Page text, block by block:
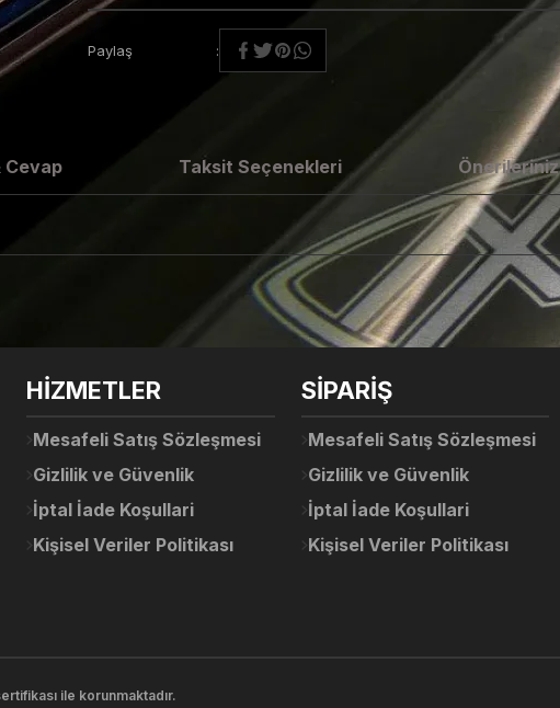
Paylaş
Cevap Taksit Seçenekleri Önerileriniz
Bu ürüne ilk yorumu siz yapın!
Yorum Yaz
Ürün hakkında henüz soru sorulmamış.
gördüğünüz noktaları öneri formunu kullanarak tarafımıza iletebilirsiniz.
Sitemize ilk yorumu siz yapın!
Deneyimini Paylaş
HİZMETLER
Mesafeli Satış Sözleşmesi
Gizlilik ve Güvenlik
İptal İade Koşullari
Kişisel Veriler Politikası
SİPARİŞ
Mesafeli Satış Sözleşmesi
Gizlilik ve Güvenlik
İptal İade Koşullari
Kişisel Veriler Politikası
ile korunmaktadır.